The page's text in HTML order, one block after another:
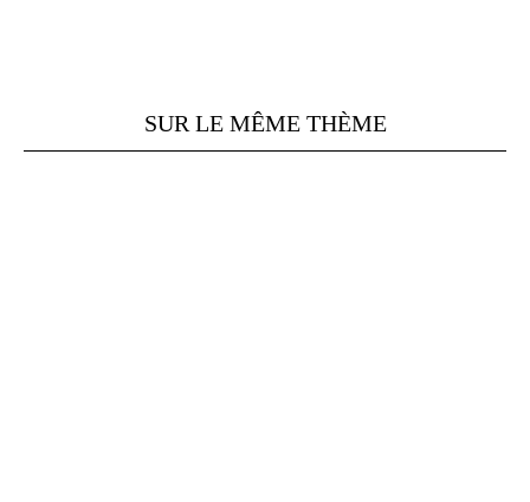
SUR LE MÊME THÈME